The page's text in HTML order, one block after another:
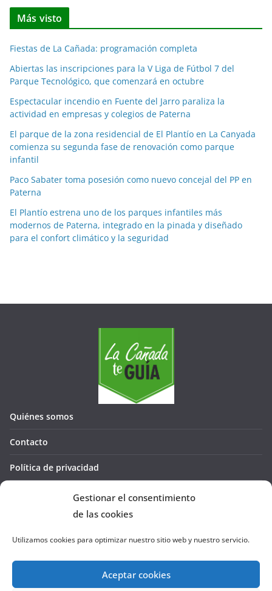
Gestionar el consentimiento
de las cookies
Utilizamos cookies para optimizar nuestro sitio web y nuestro servicio.
Aceptar cookies
t
i
a
s
p
o
r
m
e
s
e
Más visto
Fiestas de La Cañada: programación completa
Abiertas las inscripciones para la V Liga de Fútbol 7 del
Parque Tecnológico, que comenzará en octubre
Espectacular incendio en Fuente del Jarro paraliza la
actividad en empresas y colegios de Paterna
El parque de la zona residencial de El Plantío en La Canyada
comienza su segunda fase de renovación como parque
infantil
Paco Sabater toma posesión como nuevo concejal del PP en
Paterna
El Plantío estrena uno de los parques infantiles más
modernos de Paterna, integrado en la pinada y diseñado
para el confort climático y la seguridad
Quiénes somos
Contacto
Política de privacidad
Política de cookies (UE)